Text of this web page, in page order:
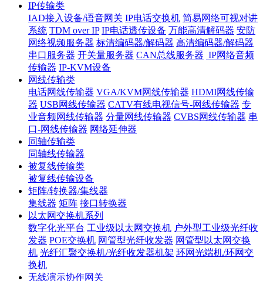
IP传输类
IAD接入设备/语音网关 IP电话交换机 简易网络可视对讲
系统 TDM over IP IP电话透传设备 万能高清解码器 安防
网络视频服务器 标清编码器/解码器 高清编码器/解码器
串口服务器 开关量服务器 CAN总线服务器 IP网络音频
传输器 IP-KVM设备
网线传输类
电话网线传输器 VGA/KVM网线传输器 HDMI网线传输
器 USB网线传输器 CATV有线电视信号-网线传输器 专
业音频网线传输器 分量网线传输器 CVBS网线传输器 串
口-网线传输器 网络延伸器
同轴传输类
同轴线传输器
被复线传输类
被复线传输设备
矩阵/转换器/集线器
集线器 矩阵 接口转换器
以太网交换机系列
数字化光平台 工业级以太网交换机 户外型工业级光纤收
发器 POE交换机 网管型光纤收发器 网管型以太网交换
机 光纤汇聚交换机/光纤收发器机架 环网光端机/环网交
换机
无线演示协作网关